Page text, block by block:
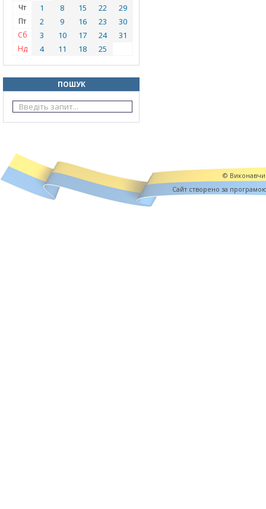
Чт 1 8 15 22 29
Пт 2 9 16 23 30
Сб 3 10 17 24 31
Нд 4 11 18 25
ПОШУК
©
Cайт створено за